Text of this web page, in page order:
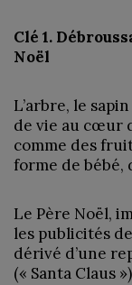
Clé 1.
Noël
L’arbre, le
de vie au cœur
comme des
forme de
Le Père Noël,
les publicités
dérivé d’une
(« Santa Claus